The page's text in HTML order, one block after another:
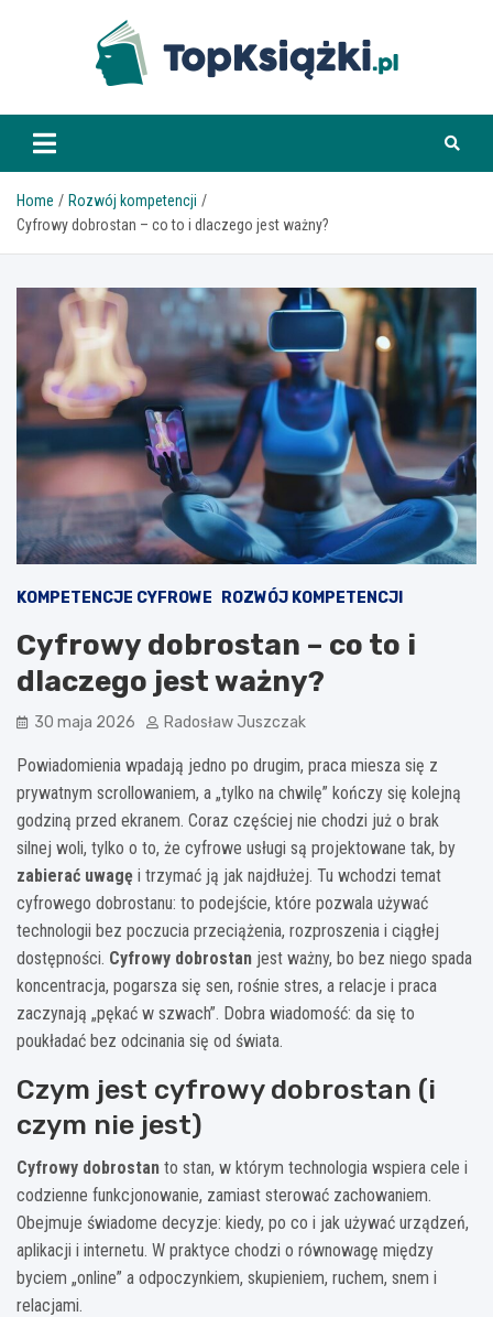
www.topksiazki.pl
Home
Rozwój kompetencji
Cyfrowy dobrostan – co to i dlaczego jest ważny?
KOMPETENCJE CYFROWE ROZWÓJ KOMPETENCJI
Cyfrowy dobrostan – co to i
dlaczego jest ważny?
30 maja 2026 Radosław Juszczak
Powiadomienia wpadają jedno po drugim, praca miesza się z
prywatnym scrollowaniem, a „tylko na chwilę” kończy się kolejną
godziną przed ekranem. Coraz częściej nie chodzi już o brak
silnej woli, tylko o to, że cyfrowe usługi są projektowane tak, by
zabierać uwagę i trzymać ją jak najdłużej. Tu wchodzi temat
cyfrowego dobrostanu: to podejście, które pozwala używać
technologii bez poczucia przeciążenia, rozproszenia i ciągłej
dostępności. Cyfrowy dobrostan jest ważny, bo bez niego spada
koncentracja, pogarsza się sen, rośnie stres, a relacje i praca
zaczynają „pękać w szwach”. Dobra wiadomość: da się to
poukładać bez odcinania się od świata.
Czym jest cyfrowy dobrostan (i
czym nie jest)
Cyfrowy dobrostan to stan, w którym technologia wspiera cele i
codzienne funkcjonowanie, zamiast sterować zachowaniem.
Obejmuje świadome decyzje: kiedy, po co i jak używać urządzeń,
aplikacji i internetu. W praktyce chodzi o równowagę między
byciem „online” a odpoczynkiem, skupieniem, ruchem, snem i
relacjami.